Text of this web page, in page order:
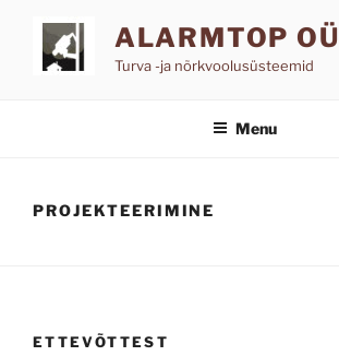
content
ALARMTOP OÜ
Turva -ja nõrkvoolusüsteemid
Menu
PROJEKTEERIMINE
ETTEVÕTTEST